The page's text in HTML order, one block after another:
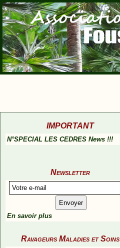
IMPORTANT
N°SPECIAL LES CEDRES News !!!
Newsletter
En savoir plus
Ravageurs Maladies et Soins